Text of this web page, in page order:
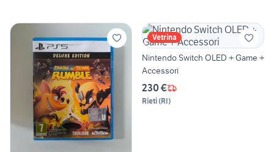
Vetrina
Nintendo Switch OLED + Game +
Accessori
230 €
Rieti(RI)